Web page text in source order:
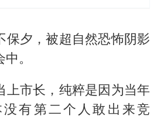
保夕，被超自然恐怖阴影
。
上市长，纯粹是因为当年
有第二个人敢出来竞